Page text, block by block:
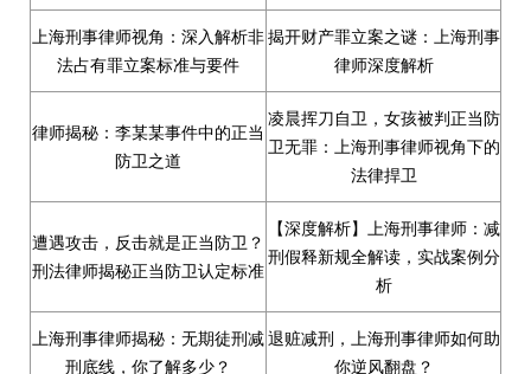
上海刑事律师视角：深入解析非
法占有罪立案标准与要件
揭开财产罪立案之谜：上海刑事
律师深度解析
律师揭秘：李某某事件中的正当
防卫之道
凌晨挥刀自卫，女孩被判正当防
卫无罪：上海刑事律师视角下的
法律捍卫
遭遇攻击，反击就是正当防卫？
刑法律师揭秘正当防卫认定标准
【深度解析】上海刑事律师：减
刑假释新规全解读，实战案例分
析
上海刑事律师揭秘：无期徒刑减
刑底线，你了解多少？
退赃减刑，上海刑事律师如何助
你逆风翻盘？